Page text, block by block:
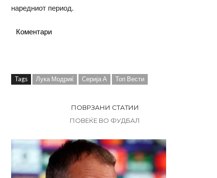
наредниот период.
Коментари
Tags Лука Модриќ Серија А Топ Вести
ПОВРЗАНИ СТАТИИ
ПОВЕЌЕ ВО ФУДБАЛ